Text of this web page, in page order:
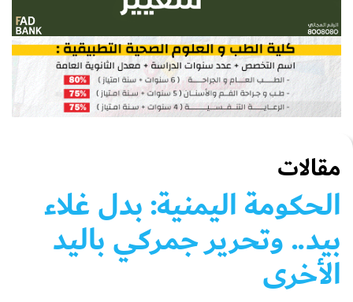
مقالات
الحكومة اليمنية: بدل غلاء
بيد.. وتحرير جمركي باليد
الأخرى